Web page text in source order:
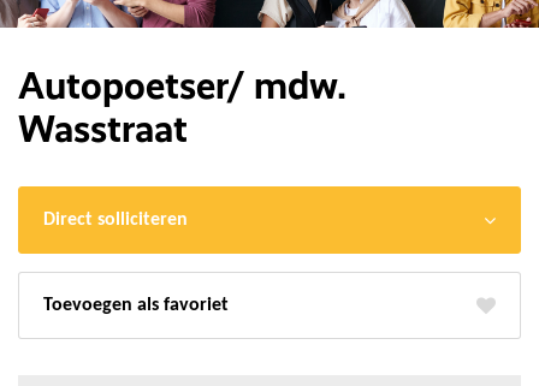
Autopoetser/ mdw.
Wasstraat
Direct solliciteren
favoriet